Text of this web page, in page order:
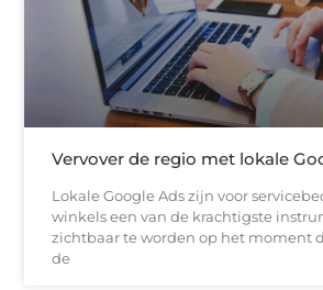
Vervover de regio met lokale
Lokale Google Ads zijn voor
winkels een van de krachtigste
zichtbaar te worden op het moment
de